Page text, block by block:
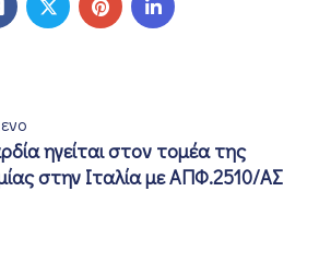
ηγείται στον τομέα της
στην Ιταλία με ΑΠΦ.2510/ΑΣ